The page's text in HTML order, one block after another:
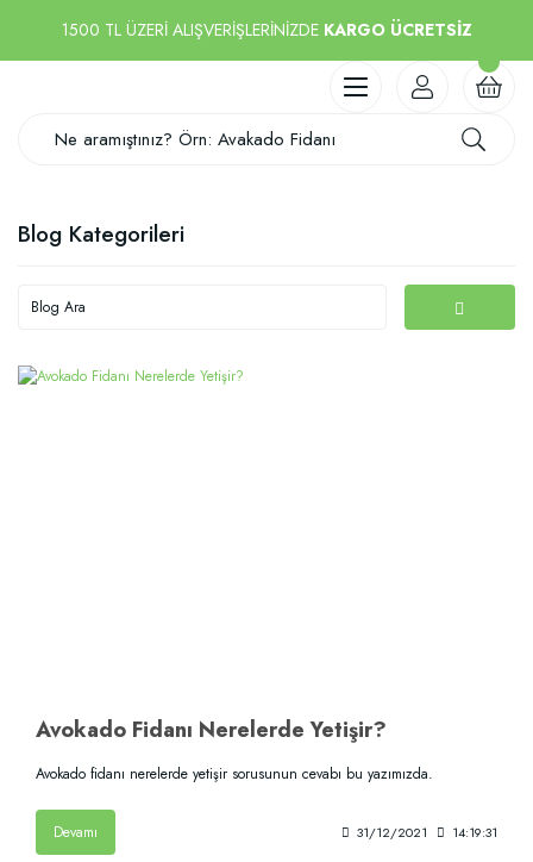
1500 TL ÜZERİ ALIŞVERİŞLERİNİZDE KARGO ÜCRETSİZ
Blog Kategorileri
Avokado Fidanı Nerelerde Yetişir?
Avokado fidanı nerelerde yetişir sorusunun cevabı bu yazımızda.
Devamı 31/12/2021 14:19:31